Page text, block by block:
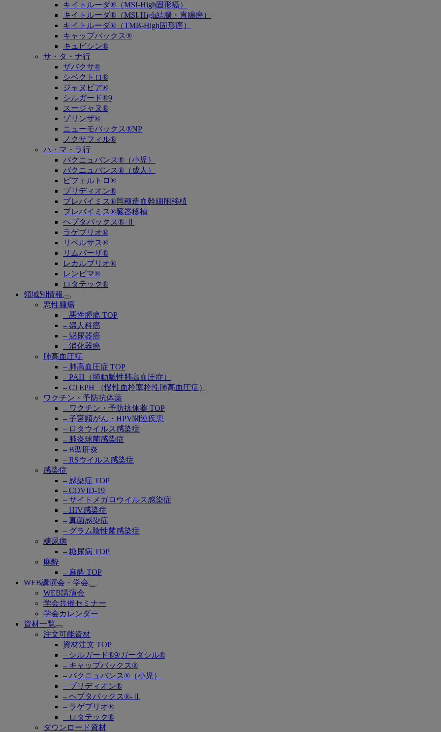
キイトルーダ®（MSI-High固形癌）
キイトルーダ®（MSI-High結腸・直腸癌）
キイトルーダ®（TMB-High固形癌）
キャップバックス®
キュビシン®
サ・タ・ナ行
ザバクサ®
シベクトロ®
ジャヌビア®
シルガード®9
スージャヌ®
ゾリンザ®
ニューモバックス®NP
ノクサフィル®
ハ・マ・ラ行
バクニュバンス®（小児）
バクニュバンス®（成人）
ピフェルトロ®
ブリディオン®
プレバイミス®同種造血幹細胞移植
プレバイミス®臓器移植
ヘプタバックス®-Ⅱ
ラゲブリオ®
リベルサス®
リムパーザ®
レカルブリオ®
レンビマ®
ロタテック®
領域別情報
Open
submenu
悪性腫瘍
– 悪性腫瘍 TOP
– 婦人科癌
– 泌尿器癌
– 消化器癌
肺高血圧症
– 肺高血圧症 TOP
– PAH（肺動脈性肺高血圧症）
– CTEPH （慢性血栓塞栓性肺高血圧症）
ワクチン・予防抗体薬
– ワクチン・予防抗体薬 TOP
– 子宮頸がん・HPV関連疾患
– ロタウイルス感染症
– 肺炎球菌感染症
– B型肝炎
– RSウイルス感染症
感染症
– 感染症 TOP
– COVID-19
– サイトメガロウイルス感染症
– HIV感染症
– 真菌感染症
– グラム陰性菌感染症
糖尿病
– 糖尿病 TOP
麻酔
– 麻酔 TOP
WEB講演会・学会
Open
WEB講演会
学会共催セミナー
学会カレンダー
資材一覧
Open
submenu
注文可能資材
資材注文 TOP
– シルガード®9/ガーダシル®
– キャップバックス®
– バクニュバンス®（小児）
– ブリディオン®
– ヘプタバックス®-Ⅱ
– ラゲブリオ®
– ロタテック®
ダウンロード資材